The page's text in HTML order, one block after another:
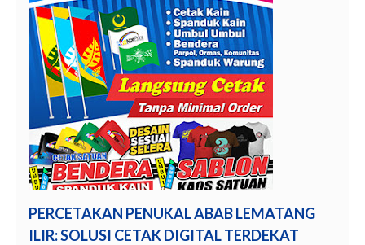
PERCETAKAN PENUKAL ABAB LEMATANG
ILIR: SOLUSI CETAK DIGITAL TERDEKAT